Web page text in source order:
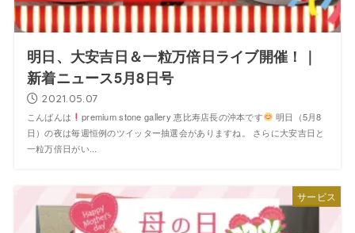
明日、大安吉日＆一粒万倍日ライブ開催！｜
新着ニュース5月8日号
2021.05.07
こんばんは premium stone gallery 恵比寿店長の沖本です
明日（5月8
日）の夜は毎週恒例のツイッター抽選会がありますね。 さらに大安吉日と
一粒万倍日がい...
サービス